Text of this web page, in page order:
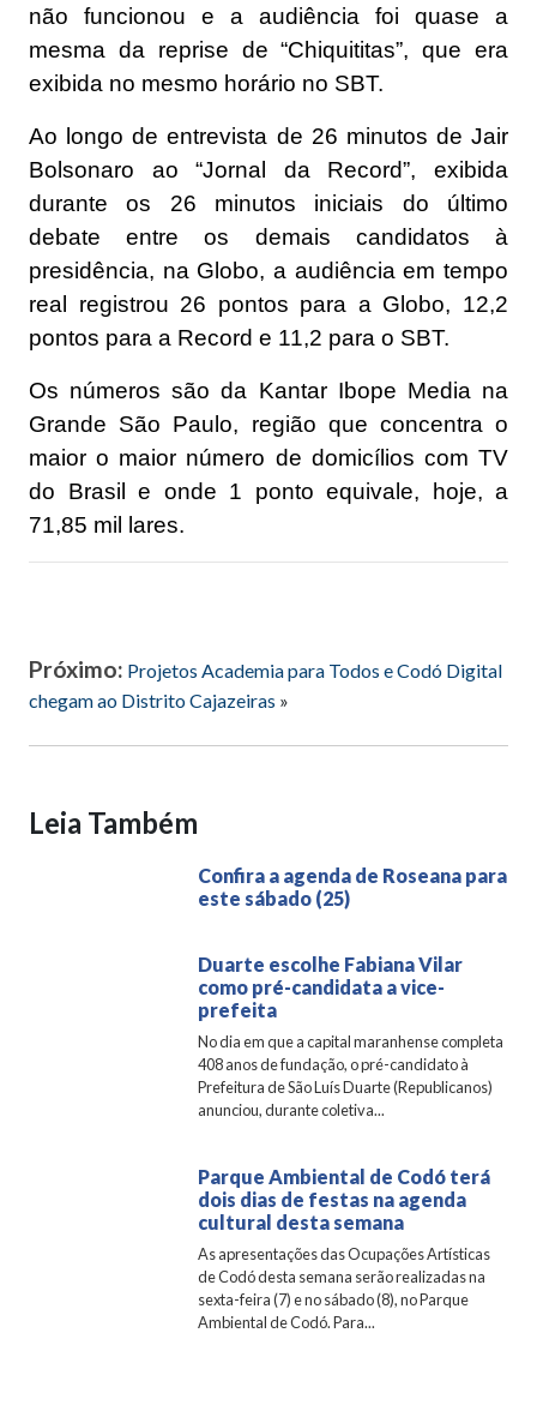
não funcionou e a audiência foi quase a
mesma da reprise de “Chiquititas”, que era
exibida no mesmo horário no SBT.
Ao longo de entrevista de 26 minutos de Jair
Bolsonaro ao “Jornal da Record”, exibida
durante os 26 minutos iniciais do último
debate entre os demais candidatos à
presidência, na Globo, a audiência em tempo
real registrou 26 pontos para a Globo, 12,2
pontos para a Record e 11,2 para o SBT.
Os números são da Kantar Ibope Media na
Grande São Paulo, região que concentra o
maior o maior número de domicílios com TV
do Brasil e onde 1 ponto equivale, hoje, a
71,85 mil lares.
Próximo: Projetos Academia para Todos e Codó Digital
chegam ao Distrito Cajazeiras »
Leia Também
Confira a agenda de Roseana para
este sábado (25)
Duarte escolhe Fabiana Vilar
como pré-candidata a vice-
prefeita
No dia em que a capital maranhense completa
408 anos de fundação, o pré-candidato à
Prefeitura de São Luís Duarte (Republicanos)
anunciou, durante coletiva...
Parque Ambiental de Codó terá
dois dias de festas na agenda
cultural desta semana
As apresentações das Ocupações Artísticas
de Codó desta semana serão realizadas na
sexta-feira (7) e no sábado (8), no Parque
Ambiental de Codó. Para...